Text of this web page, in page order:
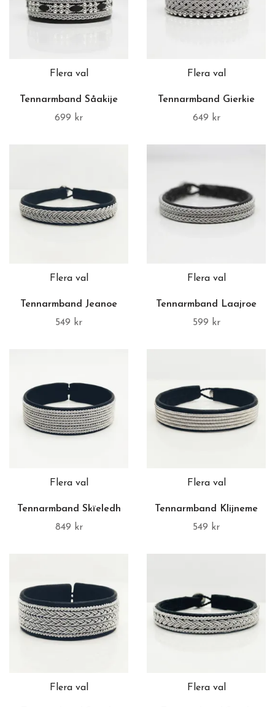
Flera val
Tennarmband Såakije
699 kr
Flera val
Tennarmband Gierkie
649 kr
Flera val
Tennarmband Jeanoe
549 kr
Flera val
Tennarmband Laajroe
599 kr
Flera val
Tennarmband Skïeledh
849 kr
Flera val
Tennarmband Klijneme
549 kr
Flera val Flera val